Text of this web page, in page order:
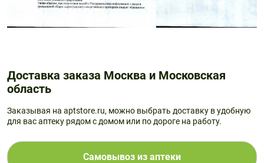
Доставка заказа Москва и Московская
область
Заказывая на aptstore.ru, можно выбрать доставку в удобную
для вас аптеку рядом с домом или по дороге на работу.
Самовывоз из аптеки